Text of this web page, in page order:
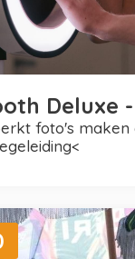
Deluxe